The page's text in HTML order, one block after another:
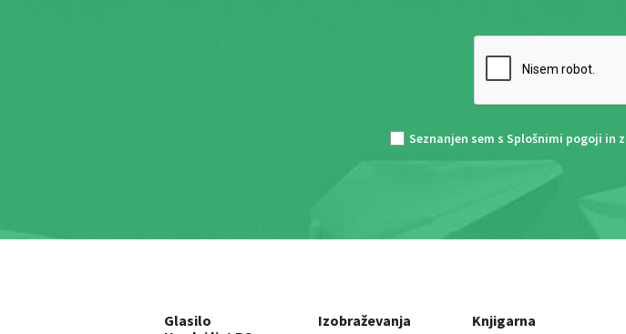
Seznanjen sem s Splošnimi pogoji in z
Glasilo
Izobraževanja Knjigarna